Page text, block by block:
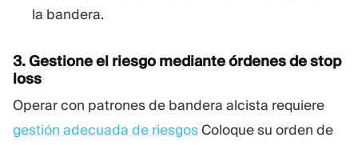
la bandera.
3. Gestione el riesgo mediante órdenes de stop
loss
Operar con patrones de bandera alcista requiere
gestión adecuada de riesgosColoque su orden de